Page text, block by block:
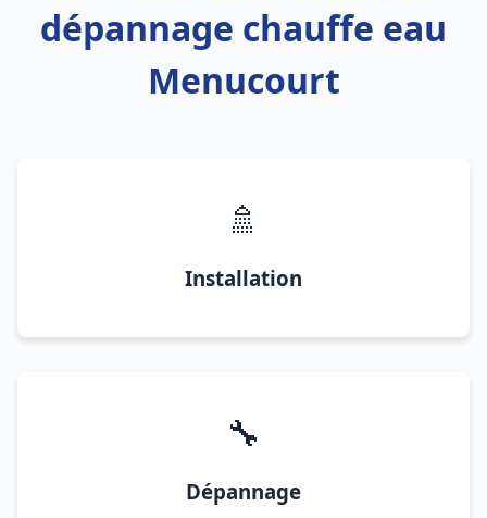
dépannage chauffe eau
Menucourt
🚿
Installation
🔧
Dépannage